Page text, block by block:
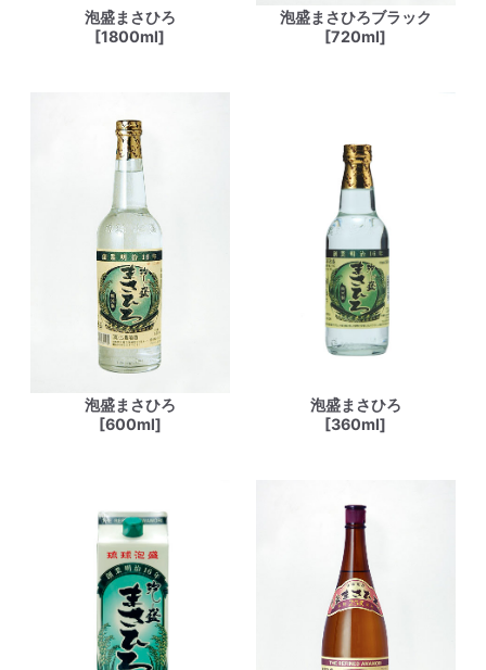
泡盛まさひろ
[1800ml]
泡盛まさひろブラック
[720ml]
泡盛まさひろ
[600ml]
泡盛まさひろ
[360ml]